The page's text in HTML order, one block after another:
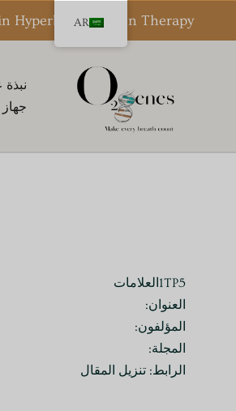
Hyperbaric Oxygen Therapy
نبذة
1TP5العلامات
العنوان:
المؤلفون:
المجلة:
الرابط: تنزيل المقال
AR